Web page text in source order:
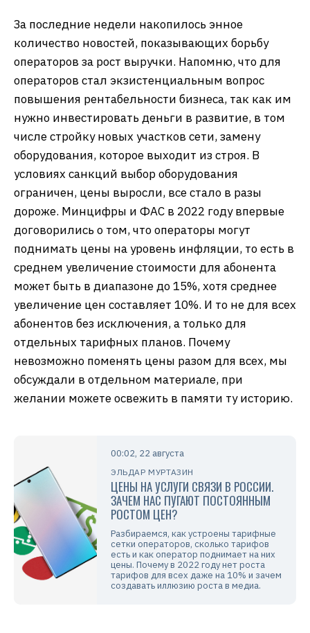
За последние недели накопилось энное
количество новостей, показывающих борьбу
операторов за рост выручки. Напомню, что для
операторов стал экзистенциальным вопрос
повышения рентабельности бизнеса, так как им
нужно инвестировать деньги в развитие, в том
числе стройку новых участков сети, замену
оборудования, которое выходит из строя. В
условиях санкций выбор оборудования
ограничен, цены выросли, все стало в разы
дороже. Минцифры и ФАС в 2022 году впервые
договорились о том, что операторы могут
поднимать цены на уровень инфляции, то есть в
среднем увеличение стоимости для абонента
может быть в диапазоне до 15%, хотя среднее
увеличение цен составляет 10%. И то не для всех
абонентов без исключения, а только для
отдельных тарифных планов. Почему
невозможно поменять цены разом для всех, мы
обсуждали в отдельном материале, при
желании можете освежить в памяти ту историю.
00:02, 22 августа
ЭЛЬДАР МУРТАЗИН
ЦЕНЫ НА УСЛУГИ СВЯЗИ В РОССИИ.
ЗАЧЕМ НАС ПУГАЮТ ПОСТОЯННЫМ
РОСТОМ ЦЕН?
Разбираемся, как устроены тарифные
сетки операторов, сколько тарифов
есть и как оператор поднимает на них
цены. Почему в 2022 году нет роста
тарифов для всех даже на 10% и зачем
создавать иллюзию роста в медиа.